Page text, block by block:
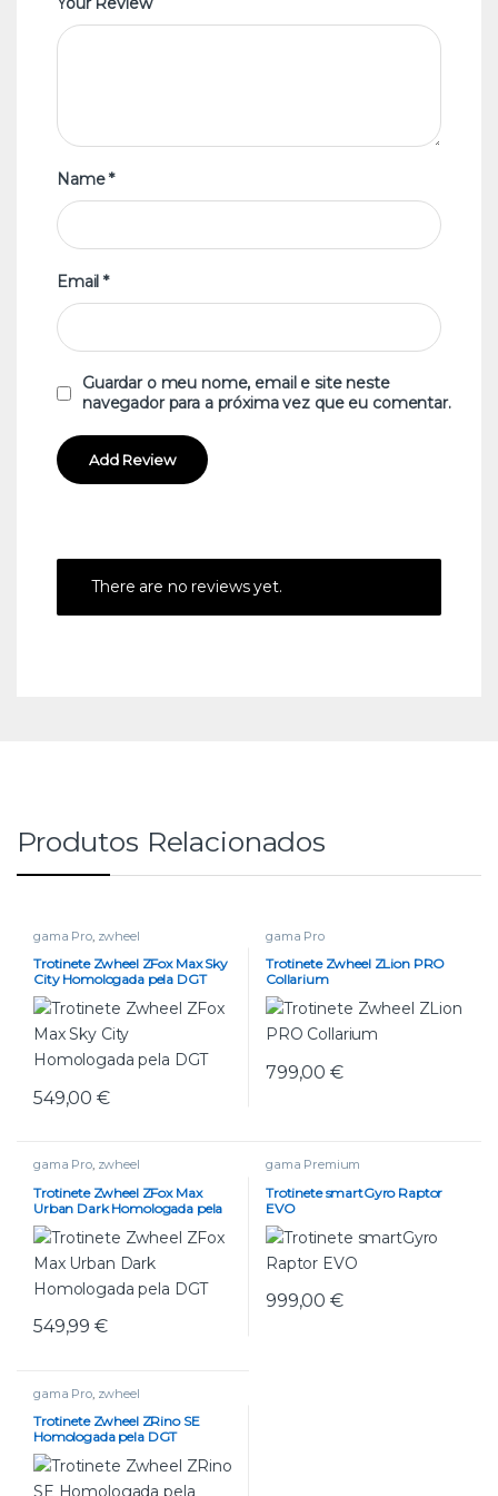
Name*
Email*
Guardar o meu nome, email e site neste
navegador para a próxima vez que eu comentar.
There are no reviews yet.
Produtos Relacionados
gama Pro, zwheel
Trotinete Zwheel ZFox Max Sky
City Homologada pela DGT
549,00€
gama Pro
Trotinete Zwheel ZLion PRO
Collarium
799,00€
gama Pro, zwheel
Trotinete Zwheel ZFox Max
Urban Dark Homologada pela
DGT
549,99€
gama Premium
Trotinete smartGyro Raptor
EVO
999,00€
gama Pro, zwheel
Trotinete Zwheel ZRino SE
Homologada pela DGT